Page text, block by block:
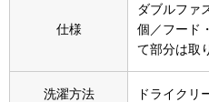
仕様
ダブルファ
個／フード
て部分は取
洗濯方法 ドライクリ